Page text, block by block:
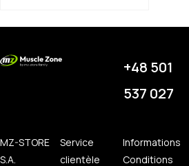
+48 501
537 027
MZ-STORE
S.A.
Service
clientèle
Informations
Conditions